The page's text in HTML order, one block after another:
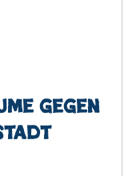
gegen